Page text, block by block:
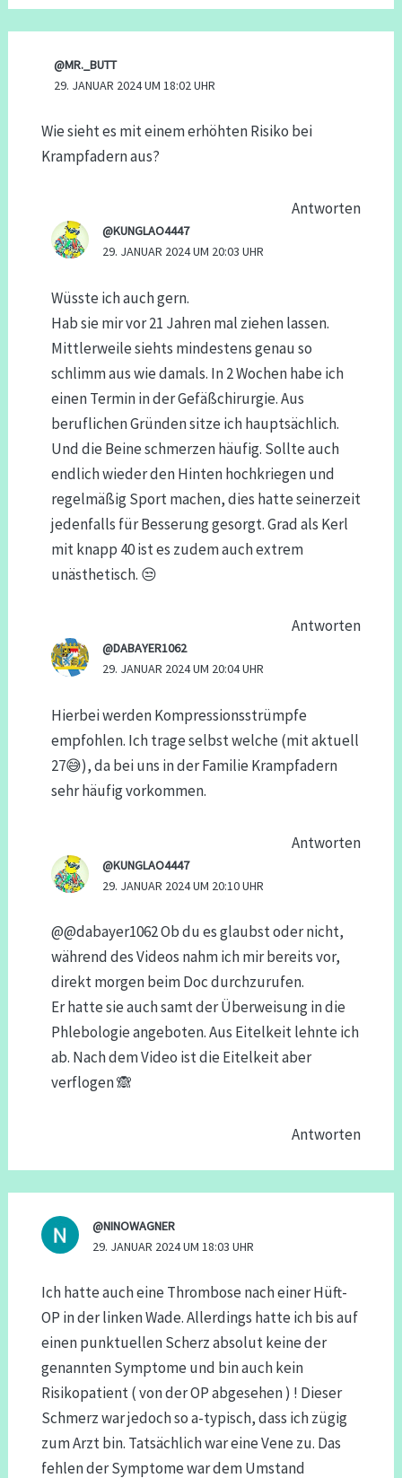
@MR._BUTT
29. JANUAR 2024 UM 18:02 UHR
Wie sieht es mit einem erhöhten Risiko bei
Krampfadern aus?
Antworten
@KUNGLAO4447
29. JANUAR 2024 UM 20:03 UHR
Wüsste ich auch gern.
Hab sie mir vor 21 Jahren mal ziehen lassen.
Mittlerweile siehts mindestens genau so
schlimm aus wie damals. In 2 Wochen habe ich
einen Termin in der Gefäßchirurgie. Aus
beruflichen Gründen sitze ich hauptsächlich.
Und die Beine schmerzen häufig. Sollte auch
endlich wieder den Hinten hochkriegen und
regelmäßig Sport machen, dies hatte seinerzeit
jedenfalls für Besserung gesorgt. Grad als Kerl
mit knapp 40 ist es zudem auch extrem
unästhetisch. 😒
Antworten
@DABAYER1062
29. JANUAR 2024 UM 20:04 UHR
Hierbei werden Kompressionsstrümpfe
empfohlen. Ich trage selbst welche (mit aktuell
27😅), da bei uns in der Familie Krampfadern
sehr häufig vorkommen.
Antworten
@KUNGLAO4447
29. JANUAR 2024 UM 20:10 UHR
@@dabayer1062 Ob du es glaubst oder nicht,
während des Videos nahm ich mir bereits vor,
direkt morgen beim Doc durchzurufen.
Er hatte sie auch samt der Überweisung in die
Phlebologie angeboten. Aus Eitelkeit lehnte ich
ab. Nach dem Video ist die Eitelkeit aber
verflogen 🙈
Antworten
@NINOWAGNER
29. JANUAR 2024 UM 18:03 UHR
Ich hatte auch eine Thrombose nach einer Hüft-
OP in der linken Wade. Allerdings hatte ich bis auf
einen punktuellen Scherz absolut keine der
genannten Symptome und bin auch kein
Risikopatient ( von der OP abgesehen ) ! Dieser
Schmerz war jedoch so a-typisch, dass ich zügig
zum Arzt bin. Tatsächlich war eine Vene zu. Das
fehlen der Symptome war dem Umstand